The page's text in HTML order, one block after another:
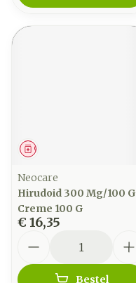
Geneesmiddel
Neocare
Hirudoid 300 Mg/100 G
Creme 100 G
€ 16,35
Bestel